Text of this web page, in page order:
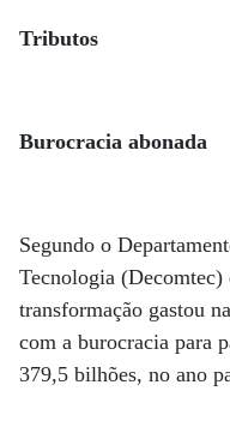
Tributos
Burocracia abonada
Segundo o
Tecnologia
transformação gastou
com a burocracia para
379,5 bilhões, no ano